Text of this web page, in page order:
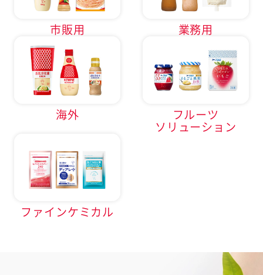
市販用 業務用
海外
フルーツ
ソリューション
ファインケミカル